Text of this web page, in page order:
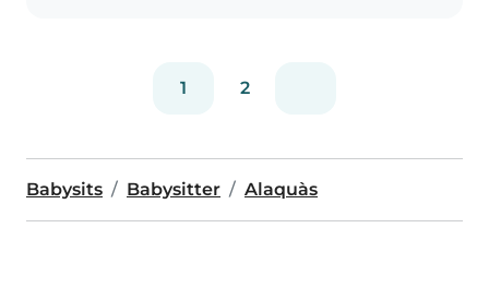
1 2
Babysits Babysitter Alaquàs